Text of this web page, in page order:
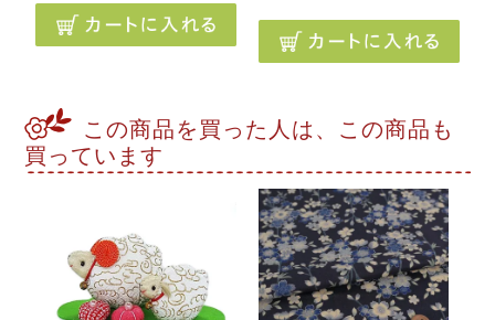
この商品を買った人は、この商品も
買っています